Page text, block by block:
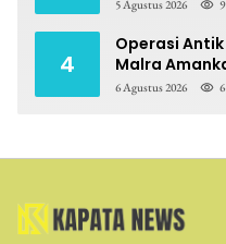
5 Agustus 2026 9
4
Operasi
Malra
6 Agustus 2026 6